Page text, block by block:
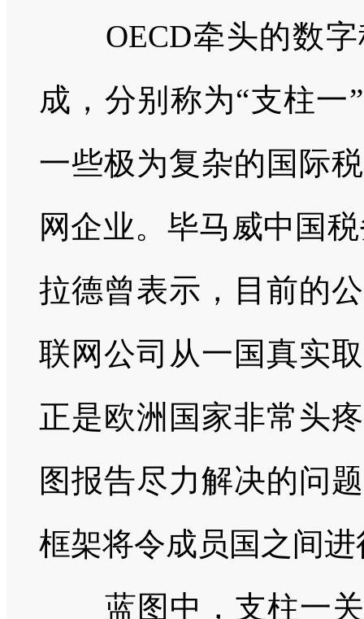
OECD牵头的数
成，分别称为“支柱一
一些极为复杂的国际
网企业。毕马威中国
拉德曾表示，目前的
联网公司从一国真实
正是欧洲国家非常头
图报告尽力解决的问
框架将令成员国之间
蓝图中，支柱一